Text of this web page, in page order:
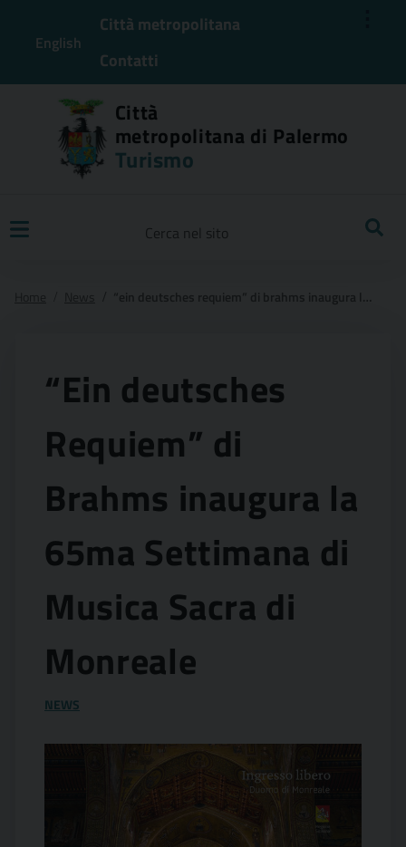
English
Città metropolitana
Contatti
Città
metropolitana di Palermo
Turismo
“Ein deutsches
Requiem” di
Brahms inaugura la
65ma Settimana di
Musica Sacra di
Monreale
NEWS